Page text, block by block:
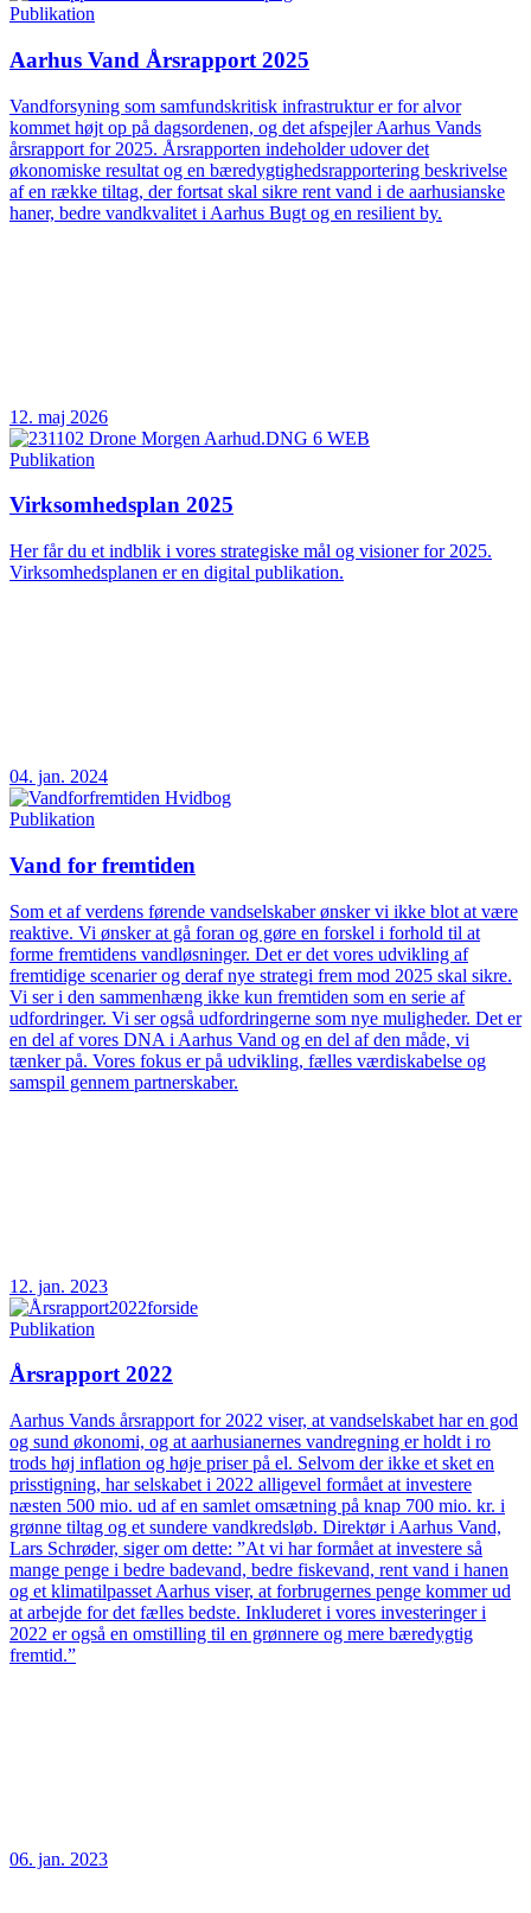
Publikation
Aarhus Vand Årsrapport 2025
Vandforsyning som samfundskritisk infrastruktur er for alvor
kommet højt op på dagsordenen, og det afspejler Aarhus Vands
årsrapport for 2025. Årsrapporten indeholder udover det
økonomiske resultat og en bæredygtighedsrapportering beskrivelse
af en række tiltag, der fortsat skal sikre rent vand i de aarhusianske
haner, bedre vandkvalitet i Aarhus Bugt og en resilient by.
12. maj 2026
Publikation
Virksomhedsplan 2025
Her får du et indblik i vores strategiske mål og visioner for 2025.
Virksomhedsplanen er en digital publikation.
04. jan. 2024
Publikation
Vand for fremtiden
Som et af verdens førende vandselskaber ønsker vi ikke blot at være
reaktive. Vi ønsker at gå foran og gøre en forskel i forhold til at
forme fremtidens vandløsninger. Det er det vores udvikling af
fremtidige scenarier og deraf nye strategi frem mod 2025 skal sikre.
Vi ser i den sammenhæng ikke kun fremtiden som en serie af
udfordringer. Vi ser også udfordringerne som nye muligheder. Det er
en del af vores DNA i Aarhus Vand og en del af den måde, vi
tænker på. Vores fokus er på udvikling, fælles værdiskabelse og
samspil gennem partnerskaber.
12. jan. 2023
Publikation
Årsrapport 2022
Aarhus Vands årsrapport for 2022 viser, at vandselskabet har en god
og sund økonomi, og at aarhusianernes vandregning er holdt i ro
trods høj inflation og høje priser på el. Selvom der ikke et sket en
prisstigning, har selskabet i 2022 alligevel formået at investere
næsten 500 mio. ud af en samlet omsætning på knap 700 mio. kr. i
grønne tiltag og et sundere vandkredsløb. Direktør i Aarhus Vand,
Lars Schrøder, siger om dette: ”At vi har formået at investere så
mange penge i bedre badevand, bedre fiskevand, rent vand i hanen
og et klimatilpasset Aarhus viser, at forbrugernes penge kommer ud
at arbejde for det fælles bedste. Inkluderet i vores investeringer i
2022 er også en omstilling til en grønnere og mere bæredygtig
fremtid.”
06. jan. 2023